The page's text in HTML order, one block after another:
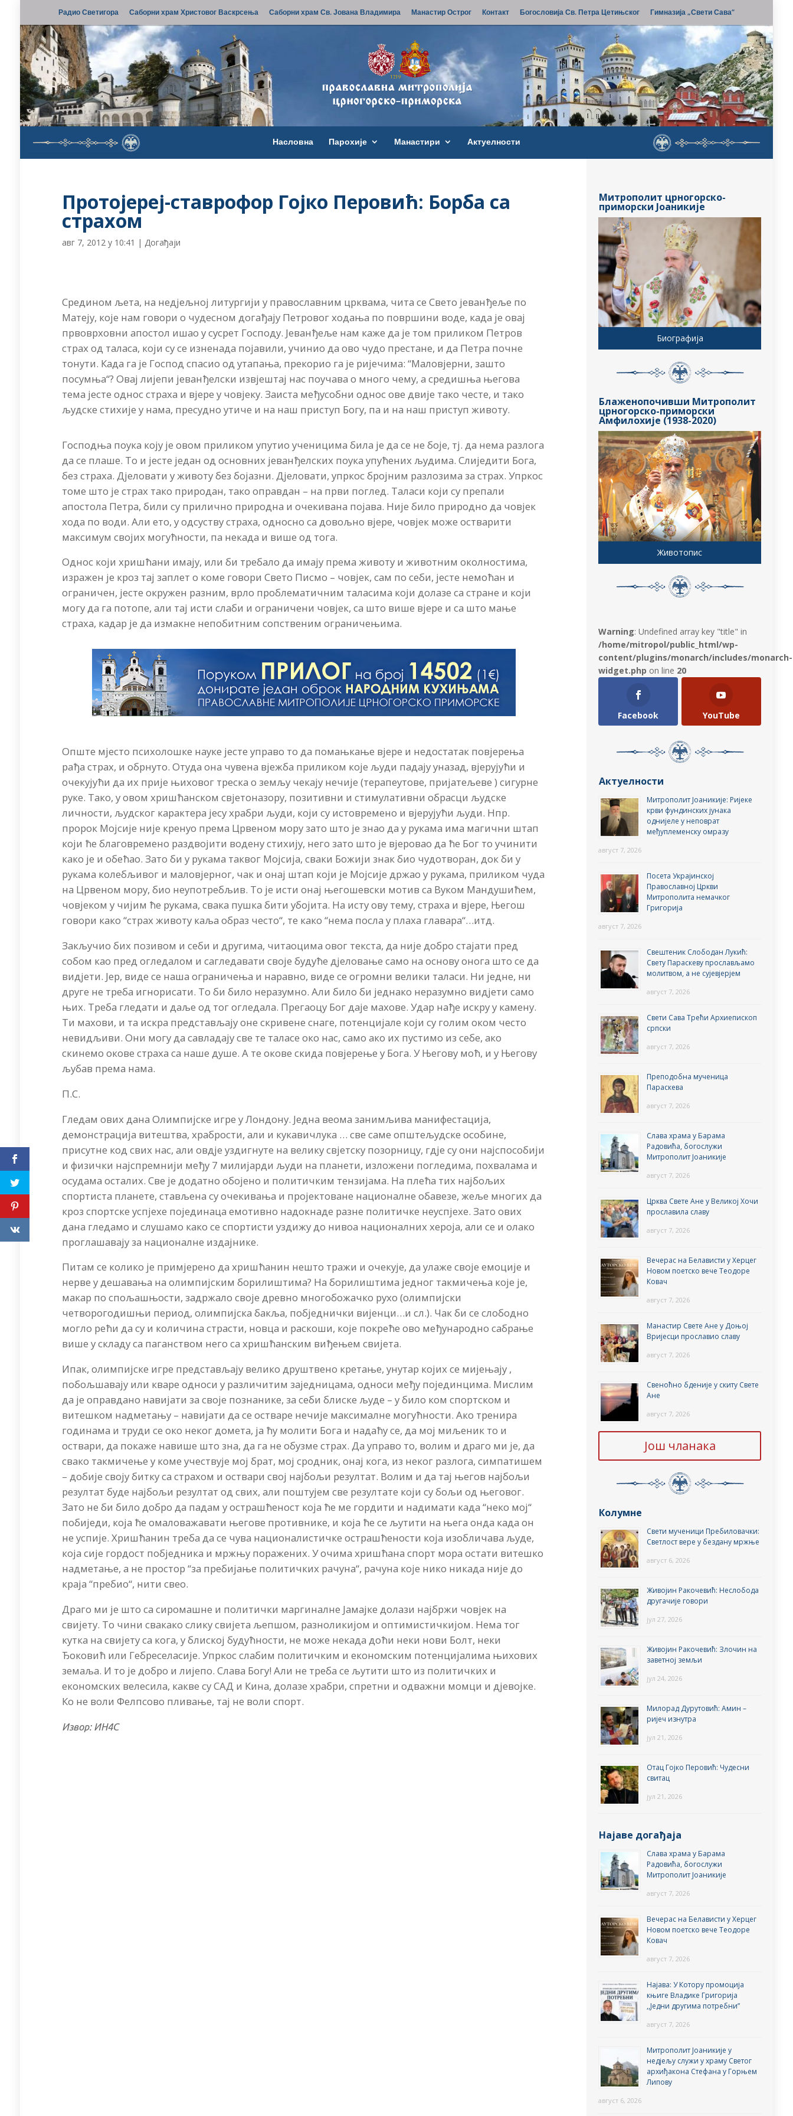
Радио Светигора Саборни храм Христовог Васкрсења Саборни храм Св. Јована Владимира Манастир Острог Контакт Богословија Св. Петра Цетињског Гимназија „Свети Сава“
Насловна Парохије Манастири Актуелности
Протојереј-ставрофор Гојко Перовић: Борба са
страхом
авг 7, 2012 у 10:41 |Догађаји
Средином љета, на недјељној литургији у православним црквама, чита се Свето јеванђеље по
Матеју, које нам говори о чудесном догађају Петровог ходања по површини воде, када је овај
првоврховни апостол ишао у сусрет Господу. Јеванђеље нам каже да је том приликом Петров
страх од таласа, који су се изненада појавили, учинио да ово чудо престане, и да Петра почне
тонути. Када га је Господ спасио од утапања, прекорио га је ријечима: “Маловјерни, зашто
посумња“? Овај лијепи јеванђелски извјештај нас поучава о много чему, а средишња његова
тема јесте однос страха и вјере у човјеку. Заиста међусобни однос ове двије тако честе, и тако
људске стихије у нама, пресудно утиче и на наш приступ Богу, па и на наш приступ животу.
Господња поука коју је овом приликом упутио ученицима била је да се не боје, тј. да нема разлога
да се плаше. То и јесте један од основних јеванђелских поука упућених људима. Слиједити Бога,
без страха. Дјеловати у животу без бојазни. Дјеловати, упркос бројним разлозима за страх. Упркос
томе што је страх тако природан, тако оправдан – на први поглед. Таласи који су препали
апостола Петра, били су прилично природна и очекивана појава. Није било природно да човјек
хода по води. Али ето, у одсуству страха, односно са довољно вјере, човјек може остварити
максимум својих могућности, па некада и више од тога.
Однос који хришћани имају, или би требало да имају према животу и животним околностима,
изражен је кроз тај заплет о коме говори Свето Писмо – човјек, сам по себи, јесте немоћан и
ограничен, јесте окружен разним, врло проблематичним таласима који долазе са стране и који
могу да га потопе, али тај исти слаби и ограничени човјек, са што више вјере и са што мање
страха, кадар је да измакне непобитним сопственим ограничењима.
Опште мјесто психолошке науке јесте управо то да помањкање вјере и недостатак повјерења
рађа страх, и обрнуто. Отуда она чувена вјежба приликом које људи падају уназад, вјерујући и
очекујући да их прије њиховог треска о земљу чекају нечије (терапеутове, пријатељеве ) сигурне
руке. Тако, у овом хришћанском свјетоназору, позитивни и стимулативни обрасци људске
личности, људског карактера јесу храбри људи, који су истовремено и вјерујући људи. Нпр.
пророк Мојсије није кренуо према Црвеном мору зато што је знао да у рукама има магични штап
који ће благовремено раздвојити водену стихију, него зато што је вјеровао да ће Бог то учинити
како је и обећао. Зато би у рукама таквог Мојсија, сваки Божији знак био чудотворан, док би у
рукама колебљивог и маловјерног, чак и онај штап који је Мојсије држао у рукама, приликом чуда
на Црвеном мору, био неупотребљив. То је исти онај његошевски мотив са Вуком Мандушићем,
човјеком у чијим ће рукама, свака пушка бити убојита. На исту ову тему, страха и вјере, Његош
говори како “страх животу каља образ често“, те како “нема посла у плаха главара“…итд.
Закључио бих позивом и себи и другима, читаоцима овог текста, да није добро стајати пред
собом као пред огледалом и сагледавати своје будуће дјеловање само на основу онога што се да
видјети. Јер, виде се наша ограничења и наравно, виде се огромни велики таласи. Ни једне, ни
друге не треба игнорисати. То би било неразумно. Али било би једнако неразумно видјети само
њих. Треба гледати и даље од тог огледала. Прегаоцу Бог даје махове. Удар нађе искру у камену.
Ти махови, и та искра представљају оне скривене снаге, потенцијале који су голим оком често
невидљиви. Они могу да савладају све те таласе око нас, само ако их пустимо из себе, ако
скинемо окове страха са наше душе. А те окове скида повјерење у Бога. У Његову моћ, и у Његову
љубав према нама.
П.С.
Гледам ових дана Олимпијске игре у Лондону. Једна веома занимљива манифестација,
демонстрација витештва, храбрости, али и кукавичлука … све саме општељудске особине,
присутне код свих нас, али овдје уздигнуте на велику свјетску позорницу, гдје су они најспособији
и физички најспремнији међу 7 милијарди људи на планети, изложени погледима, похвалама и
осудама осталих. Све је додатно обојено и политичким тензијама. На плећа тих најбољих
спортиста планете, стављена су очекивања и пројектоване националне обавезе, жеље многих да
кроз спортске успјехе појединаца емотивно надокнаде разне политичке неуспјехе. Зато ових
дана гледамо и слушамо како се спортисти уздижу до нивоа националних хероја, али се и олако
проглашавају за националне издајнике.
Питам се колико је примјерено да хришћанин нешто тражи и очекује, да улаже своје емоције и
нерве у дешавања на олимпијским борилиштима? На борилиштима једног такмичења које је,
макар по спољашњости, задржало своје древно многобожачко рухо (олимпијски
четворогодишњи период, олимпијска бакља, побједнички вијенци…и сл.). Чак би се слободно
могло рећи да су и количина страсти, новца и раскоши, које покреће ово међународно сабрање
више у складу са паганством него са хришћанским виђењем свијета.
Ипак, олимпијске игре представљају велико друштвено кретање, унутар којих се мијењају ,
побољшавају или кваре односи у различитим заједницама, односи међу појединцима. Мислим
да је оправдано навијати за своје познанике, за себи блиске људе – у било ком спортском и
витешком надметању – навијати да се остваре нечије максималне могућности. Ако тренира
годинама и труди се око неког домета, ја ћу молити Бога и надаћу се, да мој миљеник то и
оствари, да покаже навише што зна, да га не обузме страх. Да управо то, волим и драго ми је, да
свако такмичење у коме учествује мој брат, мој сродник, онај кога, из неког разлога, симпатишем
– добије своју битку са страхом и оствари свој најбољи резултат. Волим и да тај његов најбољи
резултат буде најбољи резултат од свих, али поштујем све резултате који су бољи од његовог.
Зато не би било добро да падам у острашћеност која ће ме гордити и надимати када “неко мој“
побиједи, која ће омаловажавати његове противнике, и која ће се љутити на њега онда када он
не успије. Хришћанин треба да се чува националистичке острашћености која изобличава људе,
која сије гордост побједника и мржњу поражених. У очима хришћана спорт мора остати витешко
надметање, а не простор “за пребијање политичких рачуна“, рачуна које нико никада није до
краја “пребио“, нити свео.
Драго ми је што са сиромашне и политички маргиналне Јамајке долази најбржи човјек на
свијету. То чини свакако слику свијета љепшом, разноликијом и оптимистичкијом. Нема тог
кутка на свијету са кога, у блиској будућности, не може некада доћи неки нови Болт, неки
Ђоковић или Гебреселасије. Упркос слабим политичким и економским потенцијалима њихових
земаља. И то је добро и лијепо. Слава Богу! Али не треба се љутити што из политичких и
економских велесила, какве су САД и Кина, долазе храбри, спретни и одважни момци и дјевојке.
Ко не воли Фелпсово пливање, тај не воли спорт.
Извор: ИН4С
Митрополит црногорско-
приморски Јоаникије
Биографија
Блаженопочивши Митрополит
црногорско-приморски
Амфилохије (1938-2020)
Животопис
Warning: Undefined array key "title" in
/home/mitropol/public_html/wp-
content/plugins/monarch/includes/monarch-
widget.php on line 20
Facebook YouTube
Актуелности
Митрополит Јоаникије: Ријеке
крви фундинских јунака
однијеле у неповрат
међуплеменску омразу
август 7, 2026
Посета Украјинској
Православној Цркви
Митрополита немачког
Григорија
август 7, 2026
Свештеник Слободан Лукић:
Свету Параскеву прослављамо
молитвом, а не сујевјерјем
август 7, 2026
Свети Сава Трећи Архиепископ
српски
август 7, 2026
Преподобна мученица
Параскева
август 7, 2026
Слава храма у Барама
Радовића, богослужи
Митрополит Јоаникије
август 7, 2026
Црква Свете Ане у Великој Хочи
прославила славу
август 7, 2026
Вечерас на Белависти у Херцег
Новом поетско вече Теодоре
Ковач
август 7, 2026
Манастир Свете Ане у Доњој
Вријесци прославио славу
август 7, 2026
Свеноћно бденије у скиту Свете
Ане
август 7, 2026
Још чланака
Колумне
Свети мученици Пребиловачки:
Светлост вере у бездану мржње
август 6, 2026
Живојин Ракочевић: Неслобода
другачије говори
јул 27, 2026
Живојин Ракочевић: Злочин на
заветној земљи
јул 24, 2026
Милорад Дурутовић: Амин –
ријеч изнутра
јул 21, 2026
Отац Гојко Перовић: Чудесни
свитац
јул 21, 2026
Најаве догађаја
Слава храма у Барама
Радовића, богослужи
Митрополит Јоаникије
август 7, 2026
Вечерас на Белависти у Херцег
Новом поетско вече Теодоре
Ковач
август 7, 2026
Најава: У Котору промоција
књиге Владике Григорија
,,Једни другима потребни”
август 7, 2026
Митрополит Јоаникије у
недјељу служи у храму Светог
архиђакона Стефана у Горњем
Липову
август 6, 2026